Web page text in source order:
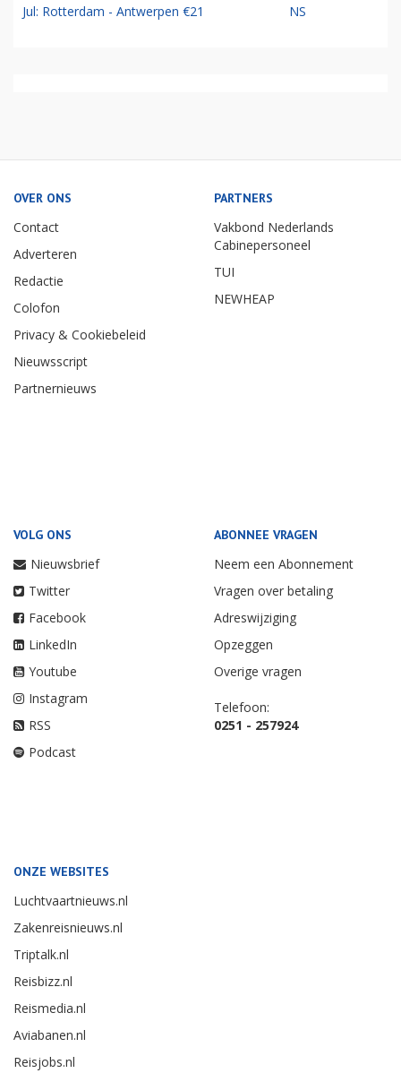
Jul: Rotterdam - Antwerpen €21 NS
OVER ONS
Contact
Adverteren
Redactie
Colofon
Privacy & Cookiebeleid
Nieuwsscript
Partnernieuws
PARTNERS
Vakbond Nederlands
Cabinepersoneel
TUI
NEWHEAP
VOLG ONS
Nieuwsbrief
Twitter
Facebook
LinkedIn
Youtube
Instagram
RSS
Podcast
ABONNEE VRAGEN
Neem een Abonnement
Vragen over betaling
Adreswijziging
Opzeggen
Overige vragen
Telefoon:
0251 - 257924
ONZE WEBSITES
Luchtvaartnieuws.nl
Zakenreisnieuws.nl
Triptalk.nl
Reisbizz.nl
Reismedia.nl
Aviabanen.nl
Reisjobs.nl